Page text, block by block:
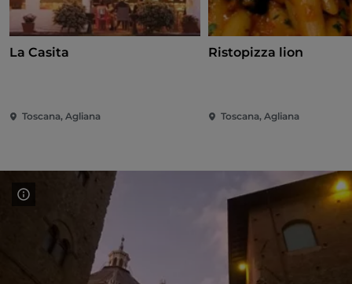
La Casita
Toscana, Agliana
Ristopizza lion
Toscana, Agliana